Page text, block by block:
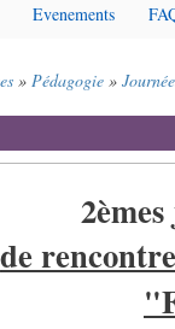
Evenements
Pédagogie
de